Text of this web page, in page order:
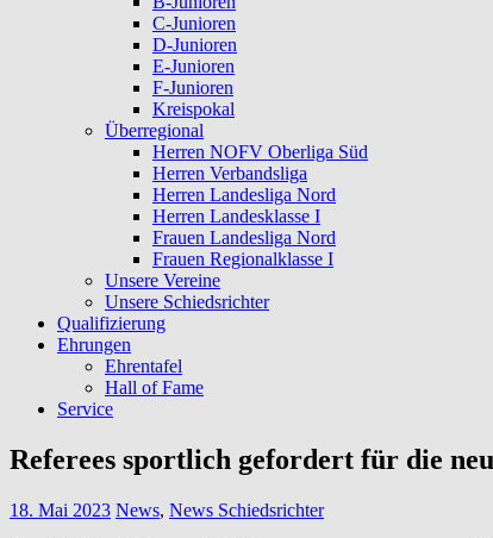
C-Junioren
D-Junioren
E-Junioren
F-Junioren
Kreispokal
Überregional
Herren NOFV Oberliga Süd
Herren Verbandsliga
Herren Landesliga Nord
Herren Landesklasse I
Frauen Landesliga Nord
Frauen Regionalklasse I
Unsere Vereine
Unsere Schiedsrichter
Qualifizierung
Ehrungen
Ehrentafel
Hall of Fame
Service
Referees sportlich gefordert für die
18. Mai 2023 News, News Schiedsrichter